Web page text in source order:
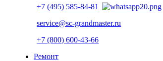
+7 (495) 585-84-81
service@sc-grandmaster.ru
+7 (800) 600-43-66
Ремонт